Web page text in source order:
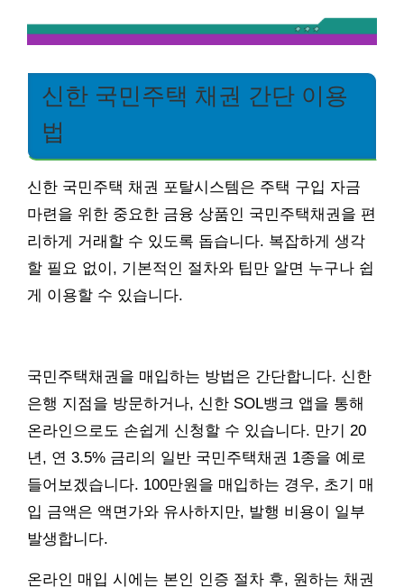
신한 국민주택 채권 간단 이용
법
신한 국민주택 채권 포탈시스템은 주택 구입 자금
마련을 위한 중요한 금융 상품인 국민주택채권을 편
리하게 거래할 수 있도록 돕습니다. 복잡하게 생각
할 필요 없이, 기본적인 절차와 팁만 알면 누구나 쉽
게 이용할 수 있습니다.
국민주택채권을 매입하는 방법은 간단합니다. 신한
은행 지점을 방문하거나, 신한 SOL뱅크 앱을 통해
온라인으로도 손쉽게 신청할 수 있습니다. 만기 20
년, 연 3.5% 금리의 일반 국민주택채권 1종을 예로
들어보겠습니다. 100만원을 매입하는 경우, 초기 매
입 금액은 액면가와 유사하지만, 발행 비용이 일부
발생합니다.
온라인 매입 시에는 본인 인증 절차 후, 원하는 채권